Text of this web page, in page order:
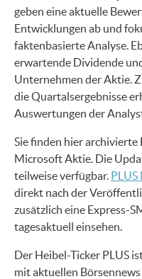
geben eine aktuelle
Entwicklungen ab und
faktenbasierte Analyse.
erwartende Dividende
Unternehmen der Aktie.
die Quartalsergebnisse
Auswertungen der
Sie finden hier archivierte
Microsoft Aktie. Die
teilweise verfügbar.
direkt nach der
zusätzlich eine Express-
tagesaktuell einsehen.
Der Heibel-Ticker PLUS
mit aktuellen